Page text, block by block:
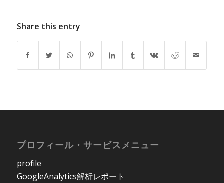
Share this entry
プロフィール・サービスメニュー
profile
GoogleAnalytics解析レポート